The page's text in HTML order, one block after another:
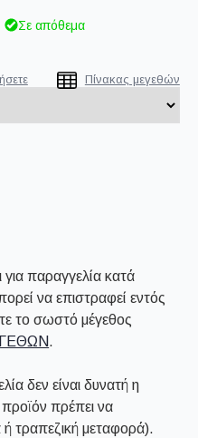
Σε απόθεμα
Πίνακας μεγεθών
για παραγγελία κατά
να επιστραφεί εντός
το σωστό μέγεθος
.
δεν είναι δυνατή η
πρέπει να
ή τραπεζική μεταφορά).